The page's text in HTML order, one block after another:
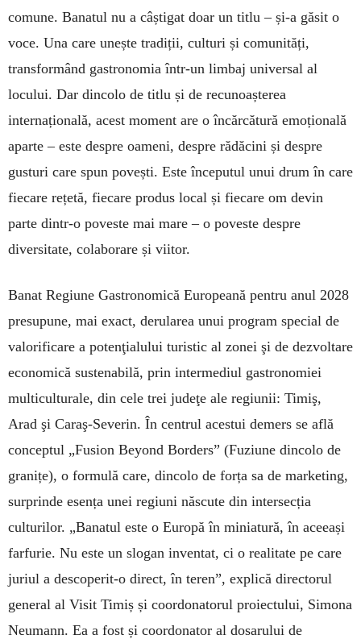
comune. Banatul nu a câștigat doar un titlu – și-a găsit o
voce. Una care unește tradiții, culturi și comunități,
transformând gastronomia într-un limbaj universal al
locului. Dar dincolo de titlu și de recunoașterea
internațională, acest moment are o încărcătură emoțională
aparte – este despre oameni, despre rădăcini și despre
gusturi care spun povești. Este începutul unui drum în care
fiecare rețetă, fiecare produs local și fiecare om devin
parte dintr-o poveste mai mare – o poveste despre
diversitate, colaborare și viitor.
Banat Regiune Gastronomică Europeană pentru anul 2028
presupune, mai exact, derularea unui program special de
valorificare a potenţialului turistic al zonei şi de dezvoltare
economică sustenabilă, prin intermediul gastronomiei
multiculturale, din cele trei judeţe ale regiunii: Timiş,
Arad şi Caraş-Severin. În centrul acestui demers se află
conceptul „Fusion Beyond Borders” (Fuziune dincolo de
granițe), o formulă care, dincolo de forța sa de marketing,
surprinde esența unei regiuni născute din intersecția
culturilor. „Banatul este o Europă în miniatură, în aceeași
farfurie. Nu este un slogan inventat, ci o realitate pe care
juriul a descoperit-o direct, în teren”, explică directorul
general al Visit Timiș și coordonatorul proiectului, Simona
Neumann. Ea a fost și coordonator al dosarului de